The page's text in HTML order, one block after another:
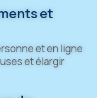
et
et en ligne
et élargir